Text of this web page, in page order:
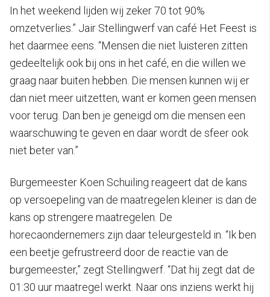
In het weekend lijden wij zeker 70 tot 90%
omzetverlies.” Jair Stellingwerf van café Het Feest is
het daarmee eens. “Mensen die niet luisteren zitten
gedeeltelijk ook bij ons in het café, en die willen we
graag naar buiten hebben. Die mensen kunnen wij er
dan niet meer uitzetten, want er komen geen mensen
voor terug. Dan ben je geneigd om die mensen een
waarschuwing te geven en daar wordt de sfeer ook
niet beter van.”
Burgemeester Koen Schuiling reageert dat de kans
op versoepeling van de maatregelen kleiner is dan de
kans op strengere maatregelen. De
horecaondernemers zijn daar teleurgesteld in. “Ik ben
een beetje gefrustreerd door de reactie van de
burgemeester,” zegt Stellingwerf. “Dat hij zegt dat de
01:30 uur maatregel werkt. Naar ons inziens werkt hij